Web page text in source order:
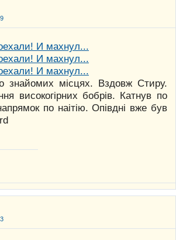
знайомих місцях. Вздовж Стиру.
високогірних бобрів. Катнув по
по наітію. Опівдні вже був